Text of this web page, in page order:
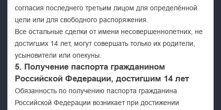
согласия последнего третьим лицом для определённой
цели или для свободного распоряжения.
Все остальные сделки от имени несовершеннолетних, не
достигших 14 лет, могут совершать только их родители,
усыновители или опекуны.
5. Получение паспорта гражданином
Российской Федерации, достигшим 14 лет
Обязанность по получению паспорта гражданина
Российской Федерации возникает при достижении